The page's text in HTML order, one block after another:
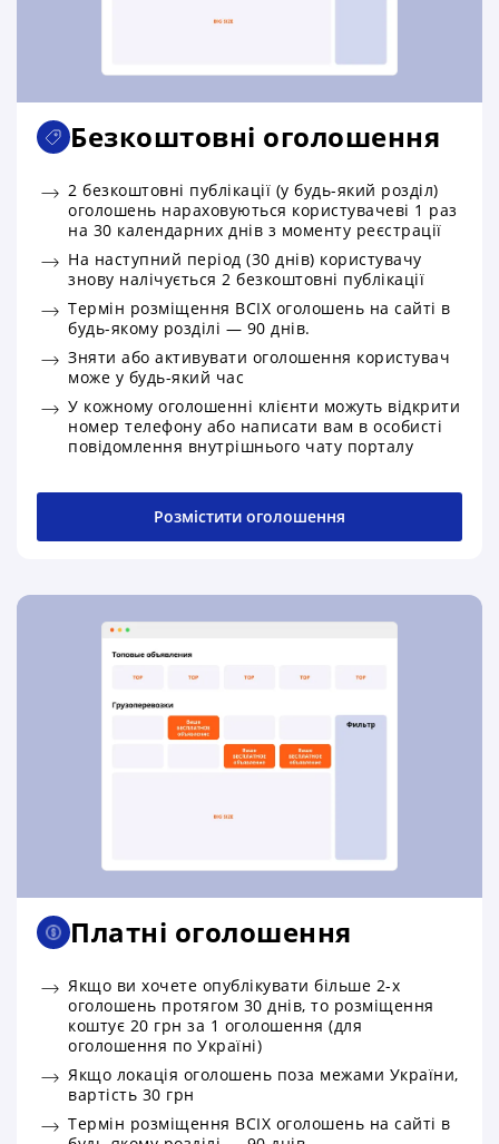
Безкоштовні оголошення
2 безкоштовні публікації (у будь-який розділ)
оголошень нараховуються користувачеві 1 раз
на 30 календарних днів з моменту реєстрації
На наступний період (30 днів) користувачу
знову налічується 2 безкоштовні публікації
Термін розміщення ВСІХ оголошень на сайті в
будь-якому розділі — 90 днів.
Зняти або активувати оголошення користувач
може у будь-який час
У кожному оголошенні клієнти можуть відкрити
номер телефону або написати вам в особисті
повідомлення внутрішнього чату порталу
Розмістити оголошення
Платні оголошення
Якщо ви хочете опублікувати більше 2-х
оголошень протягом 30 днів, то розміщення
коштує 20 грн за 1 оголошення (для
оголошення по Україні)
Якщо локація оголошень поза межами України,
вартість 30 грн
Термін розміщення ВСІХ оголошень на сайті в